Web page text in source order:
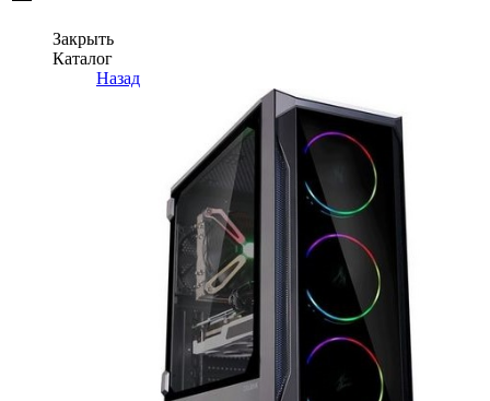
Закрыть
Каталог
Назад